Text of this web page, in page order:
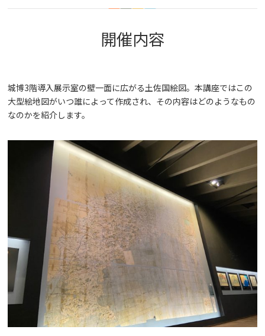
開催内容
城博3階導入展示室の壁一面に広がる土佐国絵図。本講座ではこの
大型絵地図がいつ誰によって作成され、その内容はどのようなもの
なのかを紹介します。